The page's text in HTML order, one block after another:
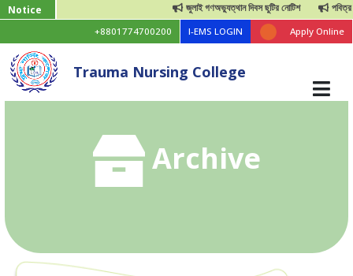
Notice জুলাই গণঅভ্যুত্থান দিবস ছুটির নোটিশ পবিত্র
+8801774700200 I-EMS LOGIN Apply Online
Trauma Nursing College
Archive